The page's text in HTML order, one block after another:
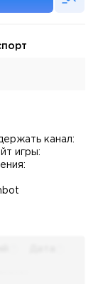
канал:
игры: